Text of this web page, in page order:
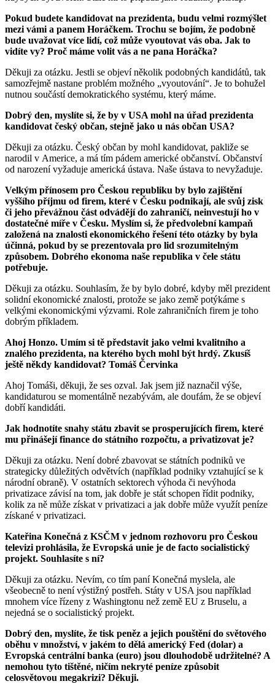
Pokud budete kandidovat na prezidenta, budu velmi rozmýšlet
mezi vámi a panem Horáčkem. Trochu se bojím, že podobně
bude uvažovat více lidí, což může vyoutovat vás oba. Jak to
vidíte vy? Proč máme volit vás a ne pana Horáčka?
Děkuji za otázku. Jestli se objeví několik podobných kandidátů, tak
samozřejmě nastane problém možného „vyoutování“. Je to bohužel
nutnou součástí demokratického systému, který máme.
Dobrý den, myslíte si, že by v USA mohl na úřad prezidenta
kandidovat český občan, stejně jako u nás občan USA?
Děkuji za otázku. Český občan by mohl kandidovat, pakliže se
narodil v Americe, a má tím pádem americké občanství. Občanství
od narození vyžaduje americká ústava. Naše ústava to nevyžaduje.
Velkým přínosem pro Českou republiku by bylo zajištění
vyššího příjmu od firem, které v Česku podnikají, ale svůj zisk
či jeho převážnou část odvádějí do zahraničí, neinvestují ho v
dostatečné míře v Česku. Myslím si, že předvolební kampaň
založená na znalosti ekonomického řešení této otázky by byla
účinná, pokud by se prezentovala pro lid srozumitelným
způsobem. Dobrého ekonoma naše republika v čele státu
potřebuje.
Děkuji za otázku. Souhlasím, že by bylo dobré, kdyby měl prezident
solidní ekonomické znalosti, protože se jako země potýkáme s
velkými ekonomickými výzvami. Role zahraničních firem je toho
dobrým příkladem.
Ahoj Honzo. Umím si tě představit jako velmi kvalitního a
znalého prezidenta, na kterého bych mohl být hrdý. Zkusíš
ještě někdy kandidovat? Tomáš Červinka
Ahoj Tomáši, děkuji, že ses ozval. Jak jsem již naznačil výše,
kandidaturou se momentálně nezabývám, ale doufám, že se objeví
dobří kandidáti.
Jak hodnotíte snahy státu zbavit se prosperujících firem, které
mu přinášejí finance do státního rozpočtu, a privatizovat je?
Děkuji za otázku. Není dobré zbavovat se státních podniků ve
strategicky důležitých odvětvích (například podniky vztahující se k
národní obraně). V ostatních sektorech výhoda či nevýhoda
privatizace závisí na tom, jak dobře je stát schopen řídit podniky,
kolik za ně může získat v privatizaci a jak dobře může využít peníze
získané v privatizaci.
Kateřina Konečná z KSČM v jednom rozhovoru pro Českou
televizi prohlásila, že Evropská unie je de facto socialistický
projekt. Souhlasíte s ní?
Děkuji za otázku. Nevím, co tím paní Konečná myslela, ale
všeobecně to není výstižný postřeh. Státy v USA jsou například
mnohem více řízeny z Washingtonu než země EU z Bruselu, a
nejedná se o socialistický projekt.
Dobrý den, myslíte, že tisk peněz a jejich pouštění do světového
oběhu v množství, v jakém to dělá americký Fed (dolar) a
Evropská centrální banka (euro) jsou dlouhodobě udržitelné? A
nemohou tyto tištěné, ničím nekryté peníze způsobit
celosvětovou megakrizi? Děkuji.